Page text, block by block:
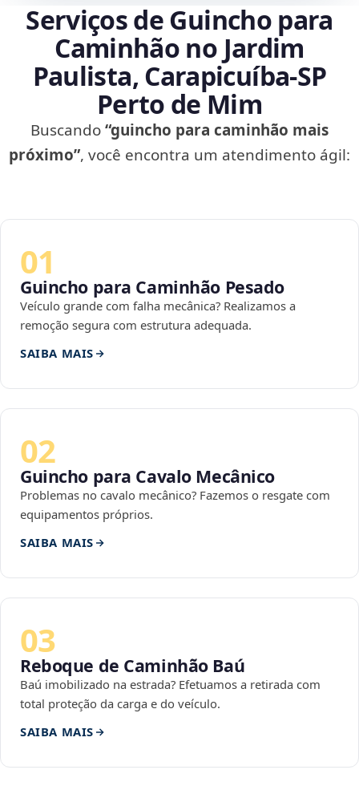
Serviços de Guincho para
Caminhão no Jardim
Paulista, Carapicuíba‑SP
Perto de Mim
Buscando“guincho para caminhão mais
próximo”, você encontra um atendimento ágil:
01
Guincho para Caminhão Pesado
Veículo grande com falha mecânica? Realizamos a
remoção segura com estrutura adequada.
SAIBA MAIS
02
Guincho para Cavalo Mecânico
Problemas no cavalo mecânico? Fazemos o resgate com
equipamentos próprios.
SAIBA MAIS
03
Reboque de Caminhão Baú
Baú imobilizado na estrada? Efetuamos a retirada com
total proteção da carga e do veículo.
SAIBA MAIS